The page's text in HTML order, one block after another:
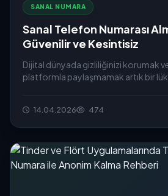
SANAL NUMARA
Sanal Telefon Numarası
Güvenilir ve Kesintisiz
Dijital dünyada gizliliğinizi korumak
platformla paylaşmamak artık bir
14.04.2026 474